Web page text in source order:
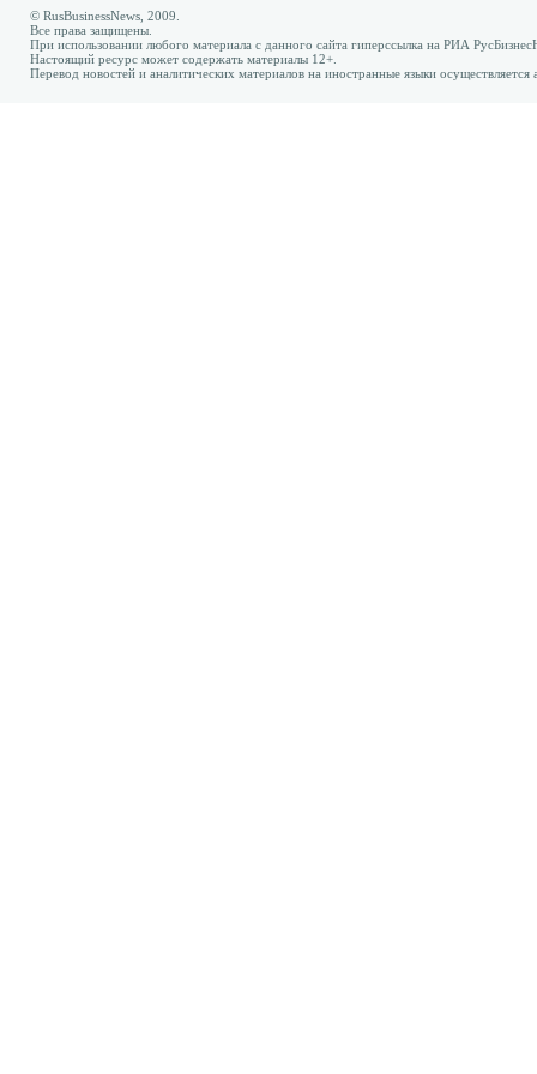
© RusBusinessNews, 2009.
Все права защищены.
При использовании любого материала с данного сайта гиперссылка на РИА
Настоящий ресурс может содержать материалы 12+.
Перевод новостей и аналитических материалов на иностранные языки осуществляется